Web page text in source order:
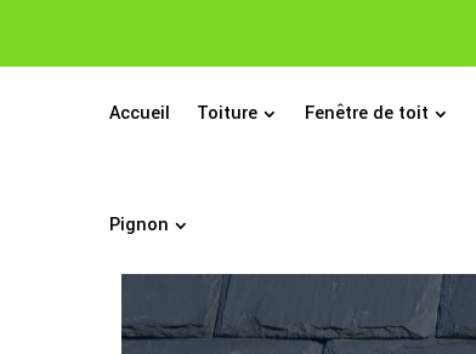
Accueil Toiture Fenêtre de toit
Pignon